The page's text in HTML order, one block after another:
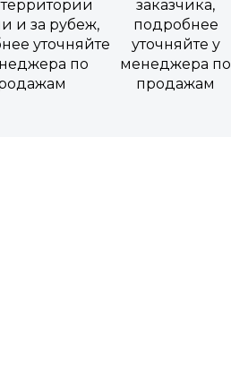
и за рубеж,
уточняйте
по
заказчика,
подробнее
уточняйте у
менеджера по
продажам